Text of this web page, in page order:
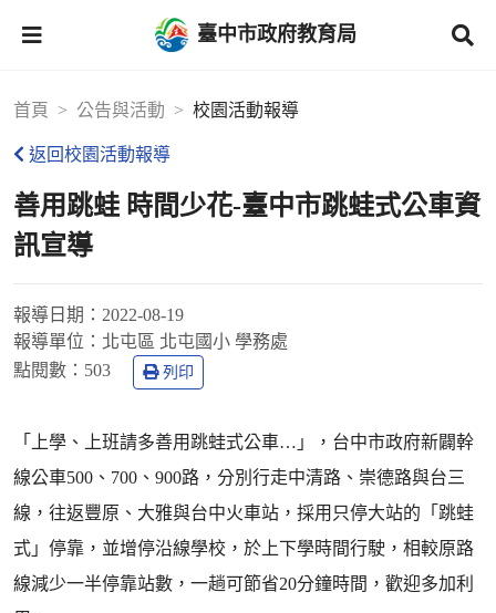
臺中市政府教育局
首頁 公告與活動 校園活動報導
返回校園活動報導
善用跳蛙 時間少花-臺中市跳蛙式公車資
訊宣導
報導日期： 2022-08-19
報導單位： 北屯區 北屯國小 學務處
點閱數： 503 列印
「上學、上班請多善用跳蛙式公車…」，台中市政府新闢幹
線公車500、700、900路，分別行走中清路、崇德路與台三
線，往返豐原、大雅與台中火車站，採用只停大站的「跳蛙
式」停靠，並增停沿線學校，於上下學時間行駛，相較原路
線減少一半停靠站數，一趟可節省20分鐘時間，歡迎多加利